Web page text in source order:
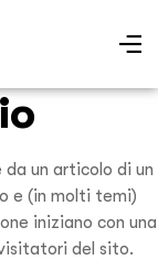
un articolo di un
e (in molti temi)
iniziano con una
del sito.